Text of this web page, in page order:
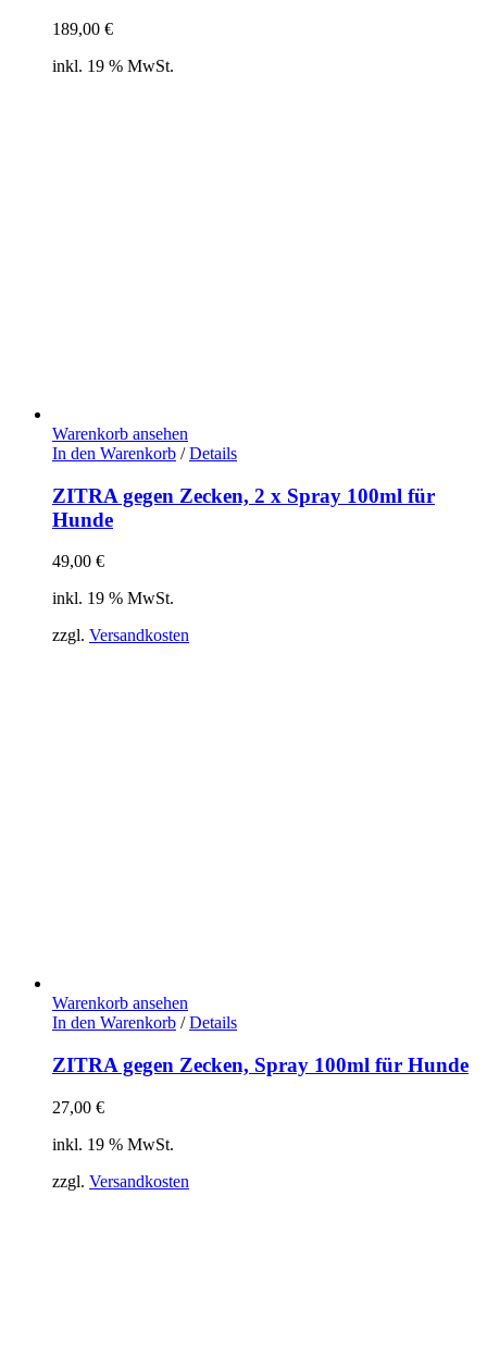
189,00 €
inkl. 19 % MwSt.
Warenkorb ansehen
In den Warenkorb / Details
ZITRA gegen Zecken, 2 x Spray 100ml für
Hunde
49,00 €
inkl. 19 % MwSt.
zzgl. Versandkosten
Warenkorb ansehen
In den Warenkorb / Details
ZITRA gegen Zecken, Spray 100ml für Hunde
27,00 €
inkl. 19 % MwSt.
zzgl. Versandkosten